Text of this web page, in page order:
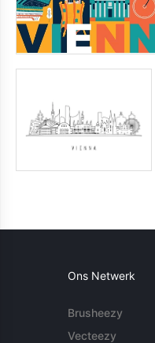
Ons Netwerk
Brusheezy
Vecteezy